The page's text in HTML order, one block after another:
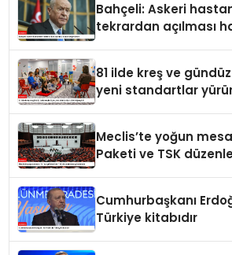
Bahçeli: Askeri
tekrardan açılması
81 ilde kreş ve
yeni standartlar
Meclis’te yoğun
Paketi ve TSK
Cumhurbaşkanı
Türkiye kitabıdır